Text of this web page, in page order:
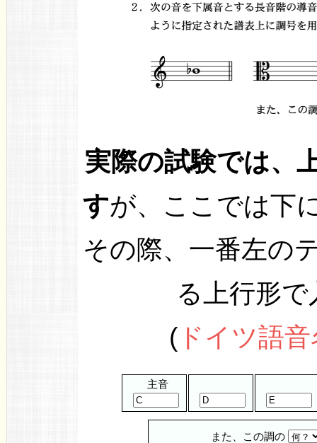
実際の試験では、
すが、ここでは下
その際、一番左の
る上行形
( ドイツ語
主音
また、この調の